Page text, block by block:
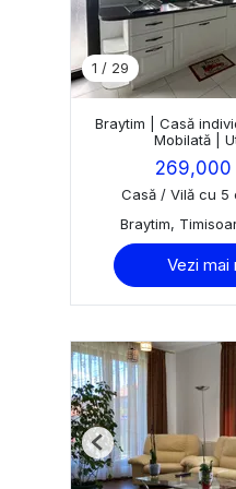
1 / 29
Braytim | Casă
Mobilată |
269,000
Casă / Vilă cu 5
Braytim,
Vezi mai
Previous